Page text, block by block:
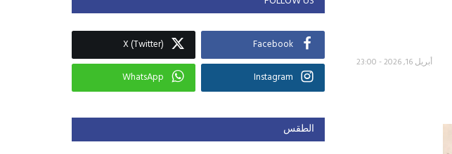
أبريل 16, 2026 - 23:00
Facebook
X (Twitter)
Instagram
WhatsApp
الطقس